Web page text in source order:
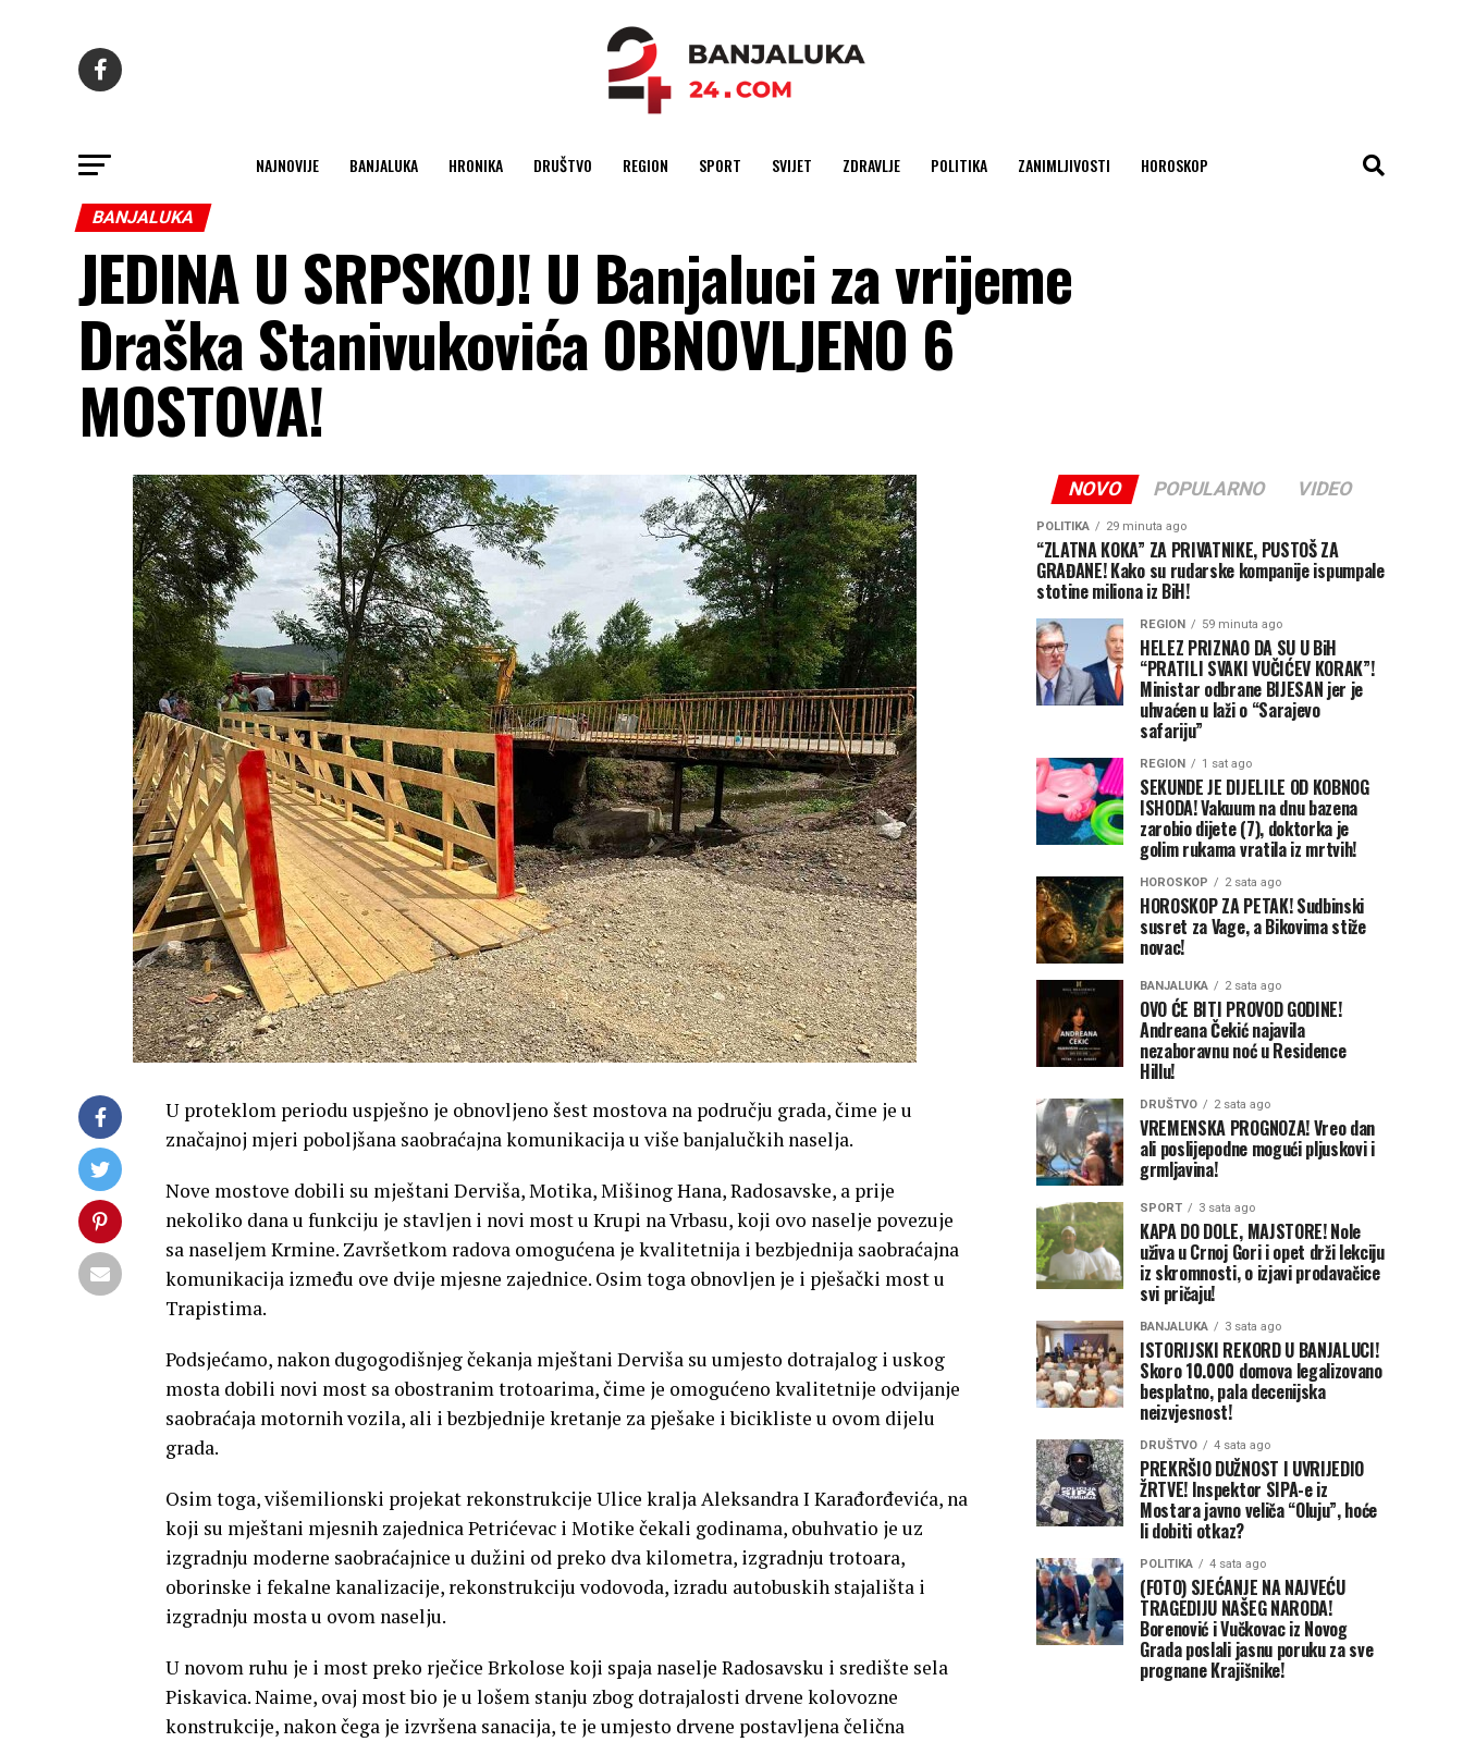
NAJNOVIJE BANJALUKA HRONIKA DRUŠTVO REGION SPORT SVIJET ZDRAVLJE POLITIKA ZANIMLJIVOSTI HOROSKOP
BANJALUKA
JEDINA U SRPSKOJ! U Banjaluci za vrijeme
Draška Stanivukovića OBNOVLJENO 6
MOSTOVA!
U proteklom periodu uspješno je obnovljeno šest mostova na području grada, čime je u
značajnoj mjeri poboljšana saobraćajna komunikacija u više banjalučkih naselja.
Nove mostove dobili su mještani Derviša, Motika, Mišinog Hana, Radosavske, a prije
nekoliko dana u funkciju je stavljen i novi most u Krupi na Vrbasu, koji ovo naselje povezuje
sa naseljem Krmine. Završetkom radova omogućena je kvalitetnija i bezbjednija saobraćajna
komunikacija između ove dvije mjesne zajednice. Osim toga obnovljen je i pješački most u
Trapistima.
Podsjećamo, nakon dugogodišnjeg čekanja mještani Derviša su umjesto dotrajalog i uskog
mosta dobili novi most sa obostranim trotoarima, čime je omogućeno kvalitetnije odvijanje
saobraćaja motornih vozila, ali i bezbjednije kretanje za pješake i bicikliste u ovom dijelu
grada.
Osim toga, višemilionski projekat rekonstrukcije Ulice kralja Aleksandra I Karađorđevića, na
koji su mještani mjesnih zajednica Petrićevac i Motike čekali godinama, obuhvatio je uz
izgradnju moderne saobraćajnice u dužini od preko dva kilometra, izgradnju trotoara,
oborinske i fekalne kanalizacije, rekonstrukciju vodovoda, izradu autobuskih stajališta i
izgradnju mosta u ovom naselju.
U novom ruhu je i most preko rječice Brkolose koji spaja naselje Radosavsku i središte sela
Piskavica. Naime, ovaj most bio je u lošem stanju zbog dotrajalosti drvene kolovozne
konstrukcije, nakon čega je izvršena sanacija, te je umjesto drvene postavljena čelična
NOVO POPULARNO VIDEO
POLITIKA 29 minuta ago
“ZLATNA KOKA” ZA PRIVATNIKE, PUSTOŠ ZA
GRAĐANE! Kako su rudarske kompanije ispumpale
stotine miliona iz BiH!
REGION 59 minuta ago
HELEZ PRIZNAO DA SU U BiH
“PRATILI SVAKI VUČIĆEV KORAK”!
Ministar odbrane BIJESAN jer je
uhvaćen u laži o “Sarajevo
safariju”
REGION 1 sat ago
SEKUNDE JE DIJELILE OD KOBNOG
ISHODA! Vakuum na dnu bazena
zarobio dijete (7), doktorka je
golim rukama vratila iz mrtvih!
HOROSKOP 2 sata ago
HOROSKOP ZA PETAK! Sudbinski
susret za Vage, a Bikovima stiže
novac!
BANJALUKA 2 sata ago
OVO ĆE BITI PROVOD GODINE!
Andreana Čekić najavila
nezaboravnu noć u Residence
Hillu!
DRUŠTVO 2 sata ago
VREMENSKA PROGNOZA! Vreo dan
ali poslijepodne mogući pljuskovi i
grmljavina!
SPORT 3 sata ago
KAPA DO DOLE, MAJSTORE! Nole
uživa u Crnoj Gori i opet drži lekciju
iz skromnosti, o izjavi prodavačice
svi pričaju!
BANJALUKA 3 sata ago
ISTORIJSKI REKORD U BANJALUCI!
Skoro 10.000 domova legalizovano
besplatno, pala decenijska
neizvjesnost!
DRUŠTVO 4 sata ago
PREKRŠIO DUŽNOST I UVRIJEDIO
ŽRTVE! Inspektor SIPA-e iz
Mostara javno veliča “Oluju”, hoće
li dobiti otkaz?
POLITIKA 4 sata ago
(FOTO) SJEĆANJE NA NAJVEĆU
TRAGEDIJU NAŠEG NARODA!
Borenović i Vučkovac iz Novog
Grada poslali jasnu poruku za sve
prognane Krajišnike!